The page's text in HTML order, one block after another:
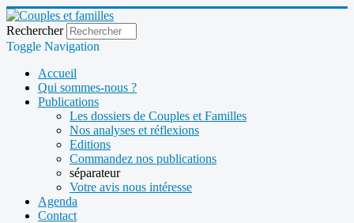
Rechercher
Toggle Navigation
Accueil
Qui sommes-nous ?
Publications
Les dossiers de Couples et Familles
Nos analyses et réflexions
Editions
Commandez nos publications
séparateur
Votre avis nous intéresse
Agenda
Contact